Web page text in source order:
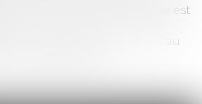
(Le parking le plus proche est
votre disposition du lundi au
et de 14h à 18h.